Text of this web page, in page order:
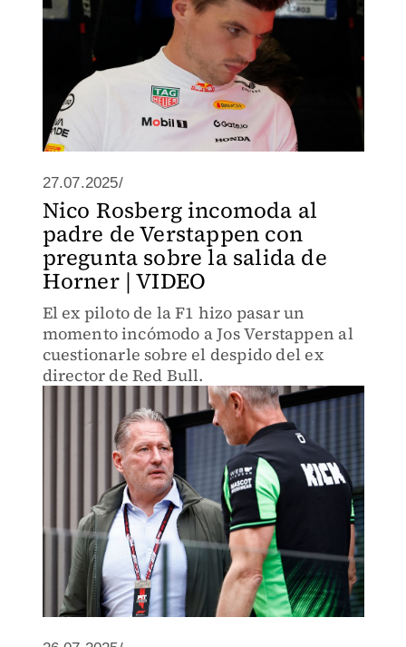
27.07.2025/
Nico Rosberg incomoda al
padre de Verstappen con
pregunta sobre la salida de
Horner | VIDEO
El ex piloto de la F1 hizo pasar un
momento incómodo a Jos Verstappen al
cuestionarle sobre el despido del ex
director de Red Bull.